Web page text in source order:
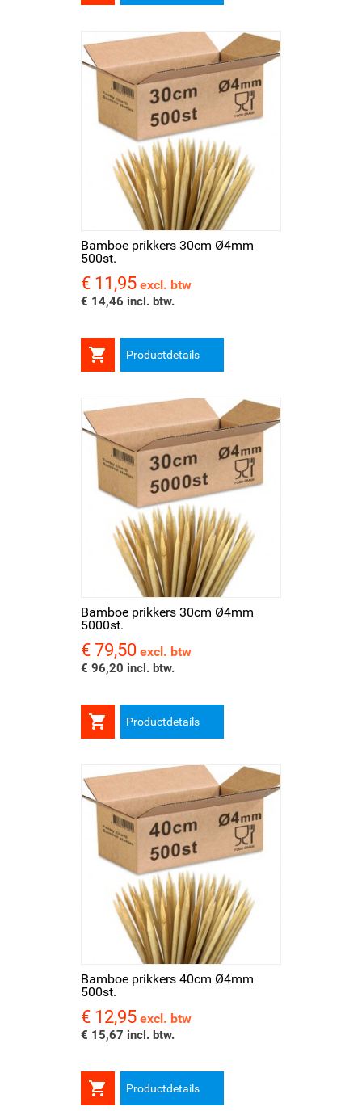
Bamboe prikkers 30cm Ø4mm
500st.
Prijs
€ 11,95 excl. btw
€ 14,46 incl. btw.
 Productdetails
Bamboe prikkers 30cm Ø4mm
5000st.
Prijs
€ 79,50 excl. btw
€ 96,20 incl. btw.
 Productdetails
Bamboe prikkers 40cm Ø4mm
500st.
Prijs
€ 12,95 excl. btw
€ 15,67 incl. btw.
 Productdetails